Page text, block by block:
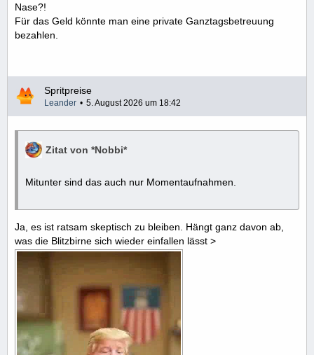
Nase?!
Für das Geld könnte man eine private Ganztagsbetreuung
bezahlen.
Spritpreise
Leander 5. August 2026 um 18:42
Zitat von *Nobbi*
Mitunter sind das auch nur Momentaufnahmen.
Ja, es ist ratsam skeptisch zu bleiben. Hängt ganz davon ab,
was die Blitzbirne sich wieder einfallen lässt >